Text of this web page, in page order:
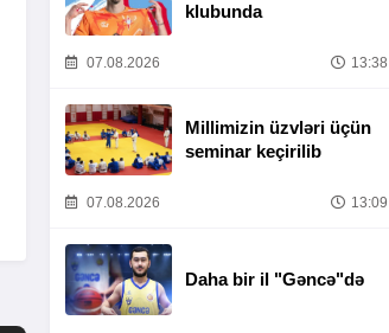
klubunda
07.08.2026 13:38
Millimizin üzvləri üçün
seminar keçirilib
07.08.2026 13:09
Daha bir il "Gəncə"də